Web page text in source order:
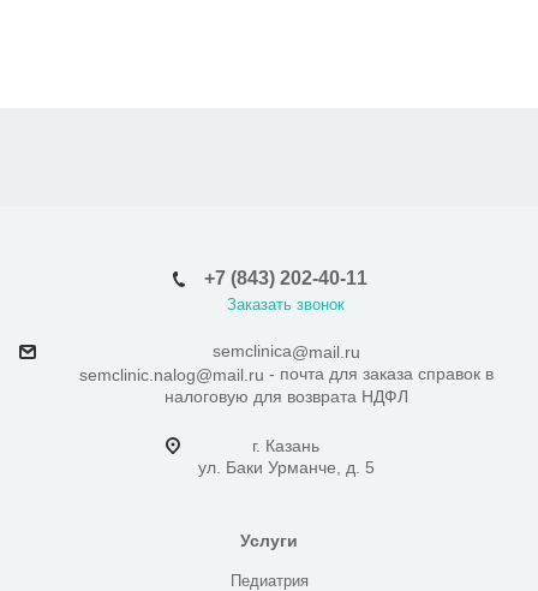
+7 (843) 202-40-11
Заказать звонок
semclinica@mail.ru
semclinic.nalog@mail.ru - почта для заказа справок в
налоговую для возврата НДФЛ
г. Казань
ул. Баки Урманче, д. 5
Услуги
Педиатрия